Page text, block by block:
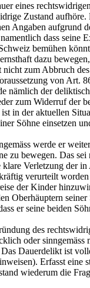
eines
Zustand
Angaben aufgrund
dass seine
bemühen
dazu
zum Abbruch
von Art.
nämlich der
zum Widerruf der
in der aktuellen
Söhne einsetzen
werde er
zu bewegen. Das
klare Verletzung der in
verurteilt
der Kinder
Oberhäuptern
er seine beiden
des
oder
Dauerdelikt ist
Erfasst eine
wiederum die